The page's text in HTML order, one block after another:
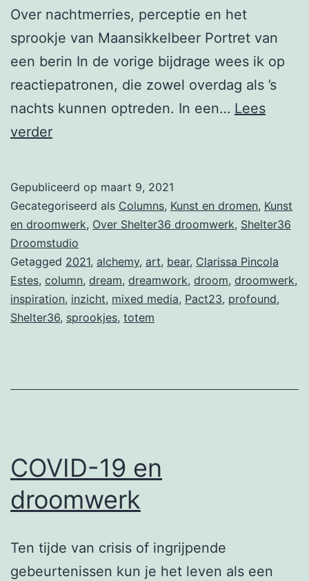
Over nachtmerries, perceptie en het
sprookje van Maansikkelbeer Portret van
een berin In de vorige bijdrage wees ik op
reactiepatronen, die zowel overdag als ’s
nachts kunnen optreden. In een… Lees
verderColumn
Gepubliceerd op maart 9, 2021
Gecategoriseerd als Columns, Kunst en dromen, Kunst
en droomwerk, Over Shelter36 droomwerk, Shelter36
Droomstudio
Getagged 2021, alchemy, art, bear, Clarissa Pincola
Estes, column, dream, dreamwork, droom, droomwerk,
inspiration, inzicht, mixed media, Pact23, profound,
Shelter36, sprookjes, totem
COVID-19 en
droomwerk
Ten tijde van crisis of ingrijpende
gebeurtenissen kun je het leven als een